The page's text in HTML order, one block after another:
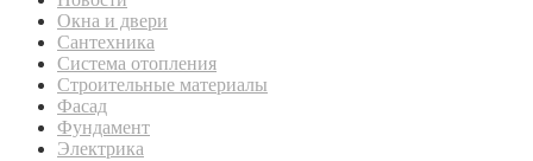
Окна и двери
Сантехника
Система отопления
Строительные материалы
Фасад
Фундамент
Электрика